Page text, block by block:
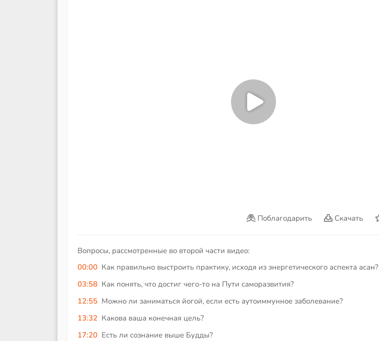
Поблагодарить Скачать
Вопросы, рассмотренные во второй части видео:
00:00 Как правильно выстроить практику, исходя из энергетического аспекта асан?
03:58 Как понять, что достиг чего-то на Пути саморазвития?
12:55 Можно ли заниматься йогой, если есть аутоиммунное заболевание?
13:32 Какова ваша конечная цель?
17:20 Есть ли сознание выше Будды?